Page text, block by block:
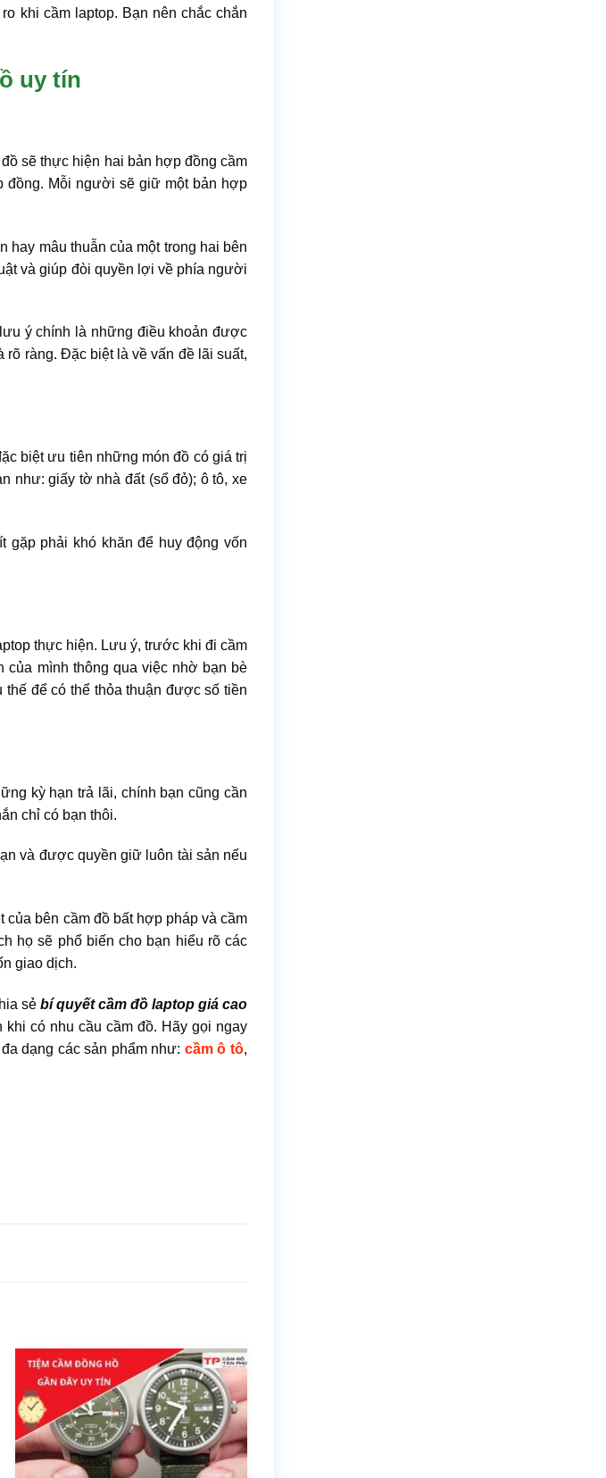
khi cầm laptop. Bạn nên chắc chắn
uy tín
sẽ thực hiện hai bản hợp đồng cầm
đồng. Mỗi người sẽ giữ một bản hợp
hay mâu thuẫn của một trong hai bên
và giúp đòi quyền lợi về phía người
ý chính là những điều khoản được
ràng. Đặc biệt là về vấn đề lãi suất,
biệt ưu tiên những món đồ có giá trị
như: giấy tờ nhà đất (sổ đỏ); ô tô, xe
gặp phải khó khăn để huy động vốn
thực hiện. Lưu ý, trước khi đi cầm
của mình thông qua việc nhờ bạn bè
để có thể thỏa thuận được số tiền
kỳ hạn trả lãi, chính bạn cũng cần
chỉ có bạn thôi.
và được quyền giữ luôn tài sản nếu
bên cầm đồ bất hợp pháp và cầm
họ sẽ phổ biến cho bạn hiểu rõ các
giao dịch.
sẻ bí quyết cầm đồ laptop giá cao
có nhu cầu cầm đồ. Hãy gọi ngay
dạng các sản phẩm như: cầm ô tô,